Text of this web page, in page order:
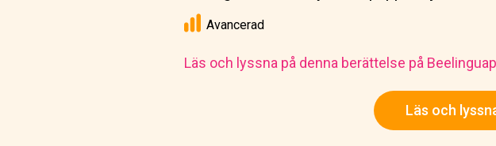
Avancerad
Läs och lyssna på denna berättelse på
Läs och